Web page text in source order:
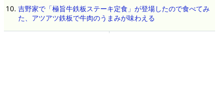
吉野家で「極旨牛鉄板ステーキ定食」が登場したので食べてみ
た、アツアツ鉄板で牛肉のうまみが味わえる